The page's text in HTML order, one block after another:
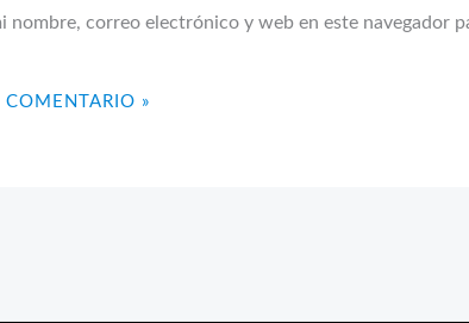
nombre, correo electrónico y web en este navegador